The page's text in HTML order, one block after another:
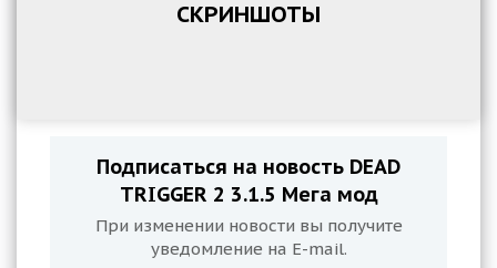
СКРИНШОТЫ
Подписаться на новость DEAD
TRIGGER 2 3.1.5 Мега мод
При изменении новости вы получите
уведомление на E-mail.